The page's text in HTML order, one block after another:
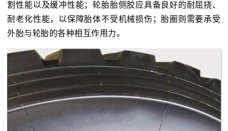
割性能以及缓冲性能；轮胎胎侧胶应具备良好的耐屈挠、
耐老化性能，以保障胎体不受机械损伤；胎圈则需要承受
外胎与轮胎的各种相互作用力。